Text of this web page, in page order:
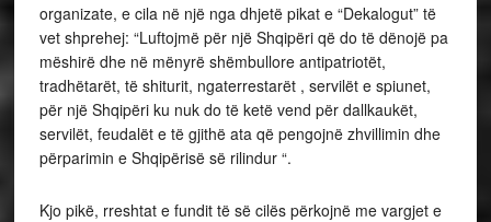
organizate, e cila në një nga dhjetë pikat e “Dekalogut” të
vet shprehej: “Luftojmë për një Shqipëri që do të dënojë pa
mëshirë dhe në mënyrë shëmbullore antipatriotët,
tradhëtarët, të shiturit, ngaterrestarët , servilët e spiunet,
për një Shqipëri ku nuk do të ketë vend për dallkaukët,
servilët, feudalët e të gjithë ata që pengojnë zhvillimin dhe
përparimin e Shqipërisë së rilindur “.
Kjo pikë, rreshtat e fundit të së cilës përkojnë me vargjet e